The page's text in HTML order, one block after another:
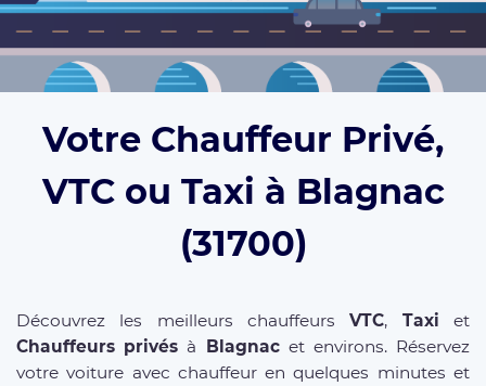
Votre Chauffeur Privé,
VTC ou Taxi à Blagnac
(31700)
Découvrez les meilleurs chauffeursVTC, Taxi et
Chauffeurs privés à Blagnacet environs. Réservez
votre voiture avec chauffeur en quelques minutes et